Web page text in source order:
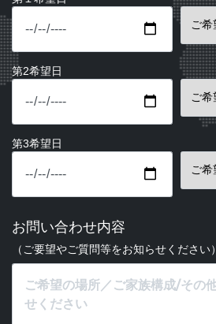
第2希望日
第3希望日
お問い合わせ内容
（ご要望やご質問等をお知らせください）